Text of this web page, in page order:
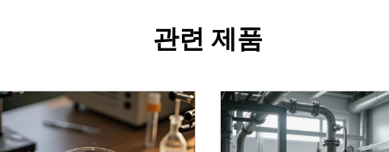
관련 제품